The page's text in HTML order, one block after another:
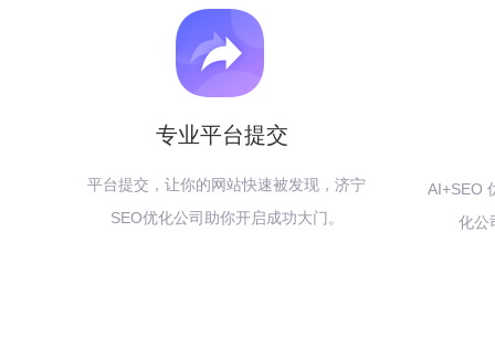
专业平台提交
平台提交，让你的网站快速被发现，济宁
SEO优化公司助你开启成功大门。
AI+SEO
化公